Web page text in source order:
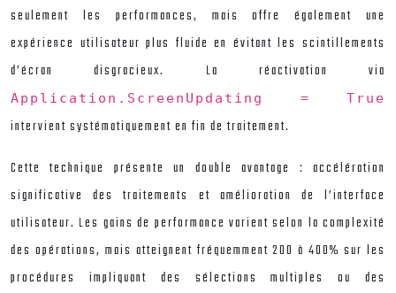
seulement les performances, mais offre également une
expérience utilisateur plus fluide en évitant les scintillements
d’écran disgracieux. La réactivation via
Application.ScreenUpdating = True
intervient systématiquement en fin de traitement.
Cette technique présente un double avantage : accélération
significative des traitements et amélioration de l’interface
utilisateur. Les gains de performance varient selon la complexité
des opérations, mais atteignent fréquemment 200 à 400% sur les
procédures impliquant des sélections multiples ou des